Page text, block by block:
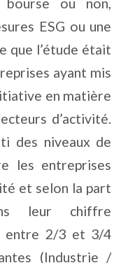
bourse ou non,
ESG ou une
que l’étude était
ayant mis
en matière
d’activité.
des niveaux de
les entreprises
et selon la part
leur chiffre
entre 2/3 et 3/4
(Industrie /